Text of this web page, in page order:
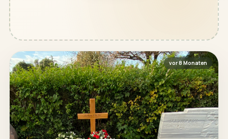
vor 8 Monaten